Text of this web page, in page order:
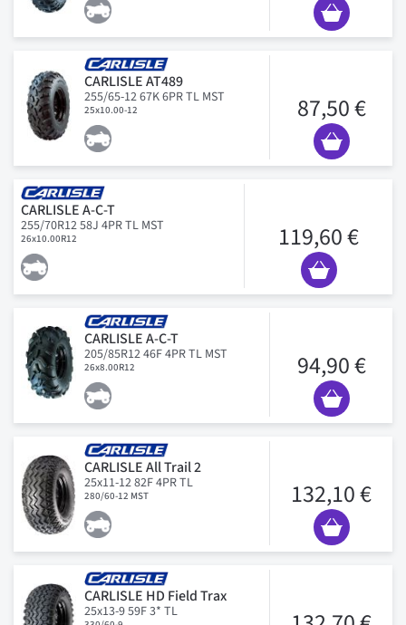
CARLISLE AT489
255/65-12 67K 6PR TL MST
25x10.00-12 87,50 €
CARLISLE A-C-T
255/70R12 58J 4PR TL MST
26x10.00R12 119,60 €
CARLISLE A-C-T
205/85R12 46F 4PR TL MST
26x8.00R12 94,90 €
CARLISLE All Trail 2
25x11-12 82F 4PR TL
280/60-12 MST 132,10 €
CARLISLE HD Field Trax
25x13-9 59F 3* TL